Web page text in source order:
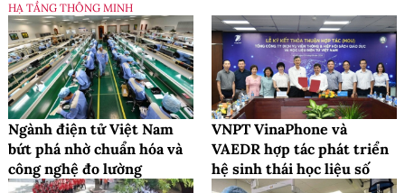
HẠ TẦNG THÔNG MINH
Ngành điện tử Việt Nam
bứt phá nhờ chuẩn hóa và
công nghệ đo lường
VNPT VinaPhone và
VAEDR hợp tác phát triển
hệ sinh thái học liệu số